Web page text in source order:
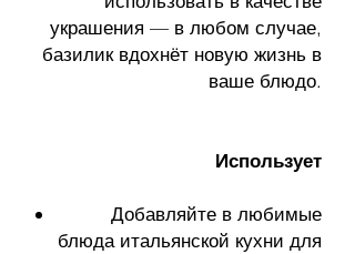
украшения — в любом случае,
базилик вдохнёт новую жизнь в
ваше блюдо.
Использует
Добавляйте в любимые
блюда итальянской кухни для